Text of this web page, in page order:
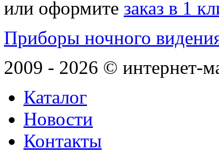
или оформите заказ в 1
Приборы ночного
2009 - 2026 © интернет-
Каталог
Новости
Контакты